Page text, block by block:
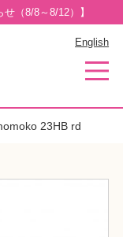
せ（8/8～8/12）】
English
23HB rd